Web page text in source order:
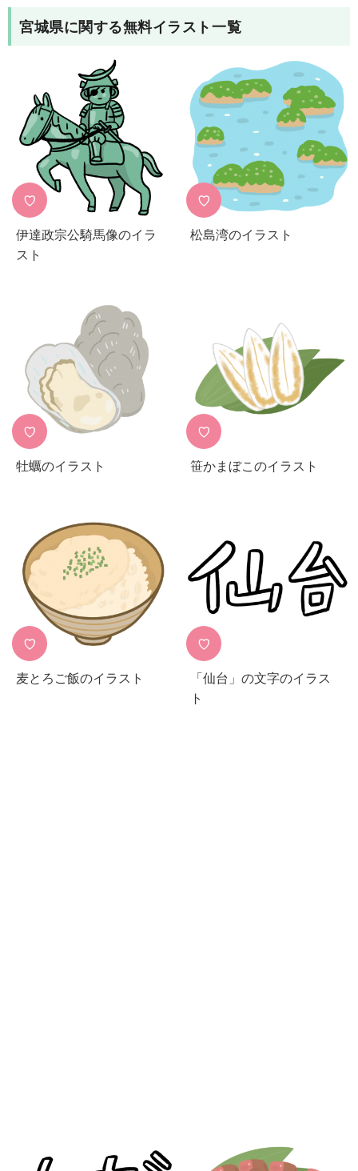
宮城県に関する無料イラスト一覧
♡
伊達政宗公騎馬像のイラ
スト
♡
松島湾のイラスト
♡
牡蠣のイラスト
♡
笹かまぼこのイラスト
♡
麦とろご飯のイラスト
♡
「仙台」の文字のイラス
ト